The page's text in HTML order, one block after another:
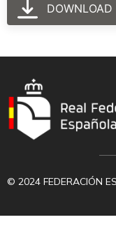
DOWNLOAD
© 2024 FEDERACIÓN